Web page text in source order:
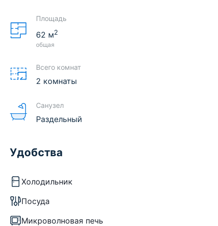
Площадь
62 м2
общая
Всего комнат
2 комнаты
Санузел
Раздельный
Удобства
Холодильник
Посуда
Микроволновая печь